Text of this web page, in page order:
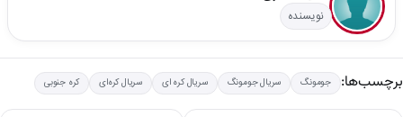
نویسنده
برچسب‌ها: جومونگ سریال جومونگ سریال کره ای سریال کره‌ای کره جنوبی